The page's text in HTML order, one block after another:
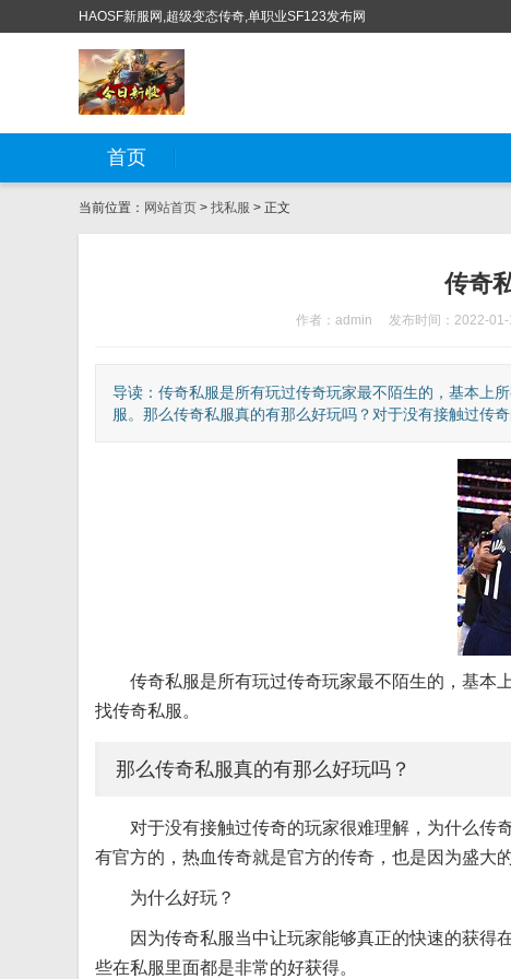
HAOSF新服网,超级变态传奇,单职业SF123发布网
首页
当前位置： 网站首页 > 找私服 > 正文
传奇
作者：admin 发布时间：2022-01-
导读：传奇私服是所有玩过传奇玩家最不陌生的，基本上
服。那么传奇私服真的有那么好玩吗？对于没有接触过传
传奇私服是所有玩过传奇玩家最不陌生的，基本
找传奇私服。
那么传奇私服真的有那么好玩吗？
对于没有接触过传奇的玩家很难理解，为什么传
有官方的，热血传奇就是官方的传奇，也是因为盛大
为什么好玩？
因为传奇私服当中让玩家能够真正的快速的获得
些在私服里面都是非常的好获得。